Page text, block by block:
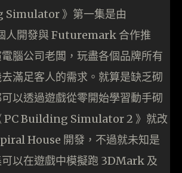
Simulator 》第一集是由
人開發與 Futuremark 合作推
腦公司老闆，玩盡各個品牌所有
滿足客人的需求。就算是缺乏砌
以透過遊戲從零開始學習動手砌
PC Building Simulator 2 》就改
House 開發，不過就未知是
以在遊戲中模擬跑 3DMark 及